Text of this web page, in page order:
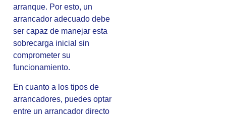
arranque. Por esto, un
arrancador adecuado debe
ser capaz de manejar esta
sobrecarga inicial sin
comprometer su
funcionamiento.
En cuanto a los tipos de
arrancadores, puedes optar
entre un arrancador directo